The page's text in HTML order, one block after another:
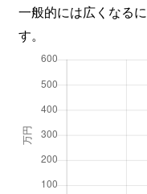
一般的には広くなる
す。